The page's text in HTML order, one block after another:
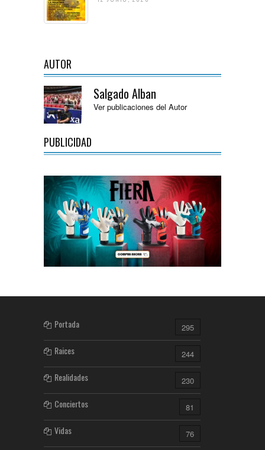
AUTOR
Salgado Alban
Ver publicaciones del Autor
PUBLICIDAD
Portada 295
Raices 244
Realidades 230
Conciertos 81
Vidas 76